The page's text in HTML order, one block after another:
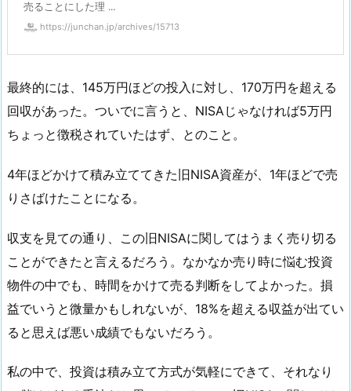
売ることにした理 ...
https://junchan.jp/archives/15713
最終的には、145万円ほどの投入に対し、170万円を超える
回収があった。ついでに言うと、NISAじゃなければ5万円
ちょっと徴税されていたはず、とのこと。
4年ほどかけて積み立ててきた旧NISA資産が、1年ほどで売
りさばけたことになる。
収支を見ての通り、この旧NISAに関してはうまく売り切る
ことができたと言えるだろう。なかなか売り時に悩む投資
物件の中でも、時間をかけて売る判断をしてよかった。損
益でいうと微量かもしれないが、18%を超える収益が出てい
ると思えば悪い成績でもないだろう。
私の中で、投資は積み立て方式が気軽にできて、それなり